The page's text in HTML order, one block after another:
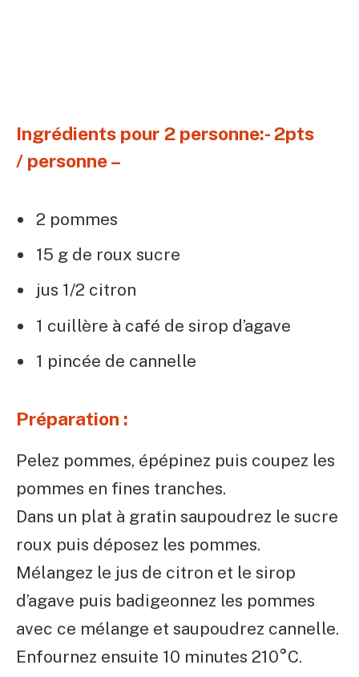
Ingrédients pour 2 personne:- 2pts
/ personne –
2 pommes
15 g de roux sucre
jus 1/2 citron
1 cuillère à café de sirop d’agave
1 pincée de cannelle
Préparation :
Pelez pommes, épépinez puis coupez les
pommes en fines tranches.
Dans un plat à gratin saupoudrez le sucre
roux puis déposez les pommes.
Mélangez le jus de citron et le sirop
d’agave puis badigeonnez les pommes
avec ce mélange et saupoudrez cannelle.
Enfournez ensuite 10 minutes 210°C.